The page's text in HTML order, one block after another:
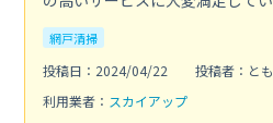
網戸清掃
投稿日：2024/04/22
投稿者：と
利用業者： スカイアップ